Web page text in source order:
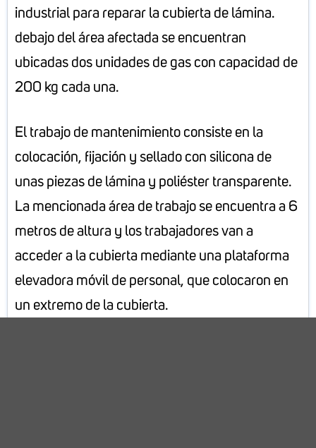
industrial para reparar la cubierta de lámina.
debajo del área afectada se encuentran
ubicadas dos unidades de gas con capacidad de
200 kg cada una.
El trabajo de mantenimiento consiste en la
colocación, fijación y sellado con silicona de
unas piezas de lámina y poliéster transparente.
La mencionada área de trabajo se encuentra a 6
metros de altura y los trabajadores van a
acceder a la cubierta mediante una plataforma
elevadora móvil de personal, que colocaron en
un extremo de la cubierta.